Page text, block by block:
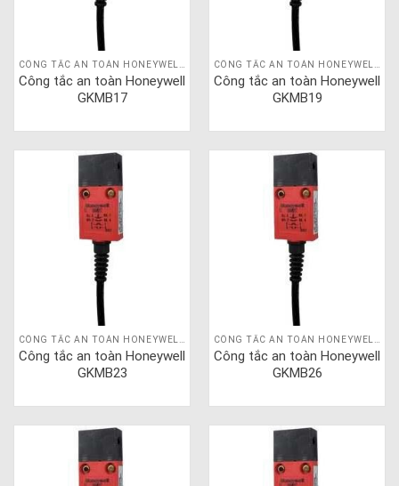
Công tắc an toàn Honeywell
GKMB17
Công tắc an toàn Honeywell
GKMB19
CÔNG TẮC AN TOÀN HONEYWELL GKM
Công tắc an toàn Honeywell
GKMB23
CÔNG TẮC AN TOÀN HONEYWELL GKM
Công tắc an toàn Honeywell
GKMB26